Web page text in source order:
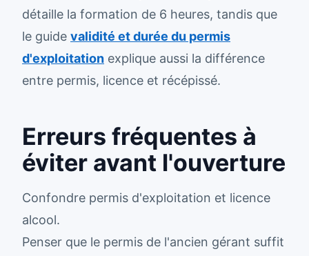
détaille la formation de 6 heures, tandis que
le guide validité et durée du permis
d'exploitation explique aussi la différence
entre permis, licence et récépissé.
Erreurs fréquentes à
éviter avant l'ouverture
Confondre permis d'exploitation et licence
alcool.
Penser que le permis de l'ancien gérant suffit